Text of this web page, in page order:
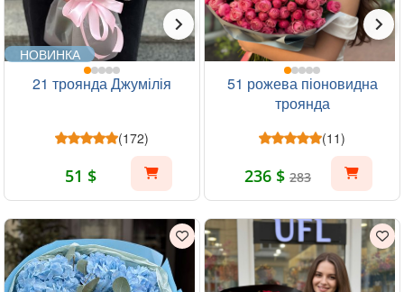
НОВИНКА
21 троянда Джумілія
(172)
51 $
51 рожева піоновидна
троянда
(11)
236 $ 283